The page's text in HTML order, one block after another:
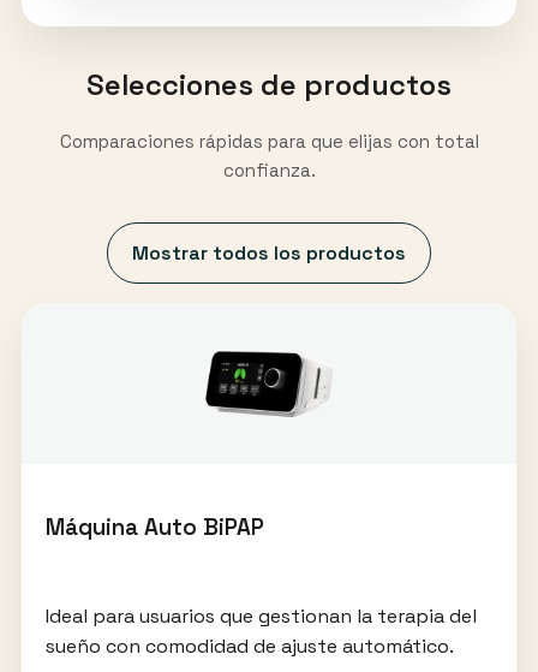
Selecciones de productos
Comparaciones rápidas para que elijas con total
confianza.
Mostrar todos los productos
Máquina Auto BiPAP
Ideal para usuarios que gestionan la terapia del
sueño con comodidad de ajuste automático.